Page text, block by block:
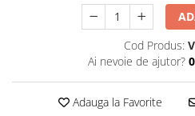
Becuri Halogen Auto
Becuri Led Auto
Seturi de Becuri Auto
Tractoare
Cod Produs:
Ai nevoie de ajutor?
Adauga la Favorite